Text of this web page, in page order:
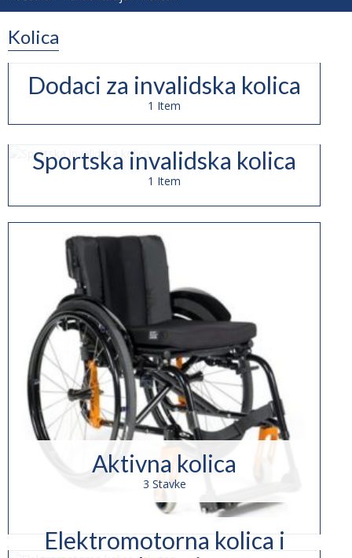
Kolica
Dodaci za invalidska kolica
1 Item
Sportska invalidska kolica
1 Item
Aktivna kolica
3 Stavke
Elektromotorna kolica i